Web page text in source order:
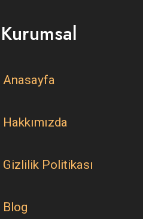
Kurumsal
Anasayfa
Hakkımızda
Gizlilik Politikası
Blog